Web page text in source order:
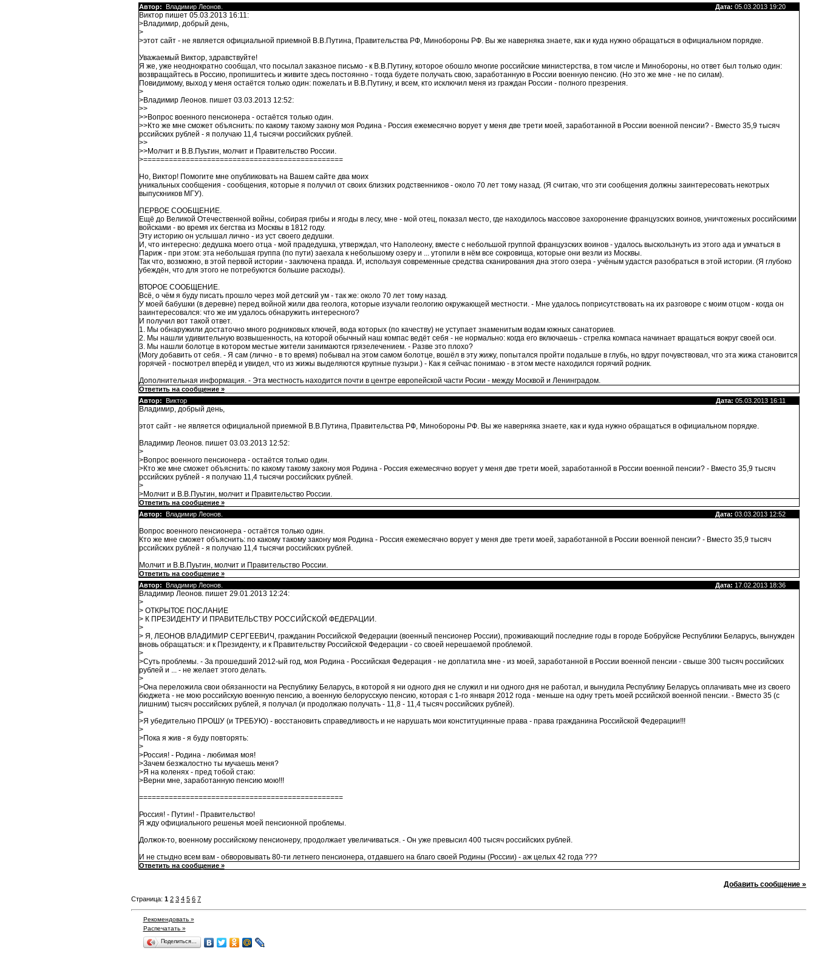
Автор: Владимир Леонов. Дата: 05.03.2013 19:20
Виктор пишет 05.03.2013 16:11:
>Владимир, добрый день,
>
>этот сайт - не является официальной приемной В.В.Путина, Правительства РФ, Минобороны РФ. Вы же наверняка знаете, как и куда нужно обращаться в официальном порядке.
Уважаемый Виктор, здравствуйте!
Я же, уже неоднократно сообщал, что посылал заказное письмо - к В.В.Путину, которое обошло многие российские министерства, в том числе и Минобороны, но ответ был только один:
возвращайтесь в Россию, пропишитесь и живите здесь постоянно - тогда будете получать свою, заработанную в России военную пенсию. (Но это же мне - не по силам).
Повидимому, выход у меня остаётся только один: пожелать и В.В.Путину, и всем, кто исключил меня из граждан России - полного презрения.
>
>Владимир Леонов. пишет 03.03.2013 12:52:
>>
>>Вопрос военного пенсионера - остаётся только один.
>>Кто же мне сможет объяснить: по какому такому закону моя Родина - Россия ежемесячно ворует у меня две трети моей, заработанной в России военной пенсии? - Вместо 35,9 тысяч
рссийских рублей - я получаю 11,4 тысячи российских рублей.
>>
>>Молчит и В.В.Пуьтин, молчит и Правительство России.
>===============================================
Но, Виктор! Помогите мне опубликовать на Вашем сайте два моих
уникальных сообщения - сообщения, которые я получил от своих близких родственников - около 70 лет тому назад. (Я считаю, что эти сообщения должны заинтересовать некотрых
выпускников МГУ).
ПЕРВОЕ СООБЩЕНИЕ.
Ещё до Великой Отечественной войны, собирая грибы и ягоды в лесу, мне - мой отец, показал место, где находилось массовое захоронение французских воинов, уничтоженых российскими
войсками - во время их бегства из Москвы в 1812 году.
Эту историю он услышал лично - из уст своего дедушки.
И, что интересно: дедушка моего отца - мой прадедушка, утверждал, что Наполеону, вместе с небольшой группой французских воинов - удалось выскользнуть из этого ада и умчаться в
Париж - при этом: эта небольшая группа (по пути) заехала к небольшому озеру и ... утопили в нём все сокровища, которые они везли из Москвы.
Так что, возможно, в этой первой истории - заключена правда. И, используя современные средства сканирования дна этого озера - учёным удастся разобраться в этой истории. (Я глубоко
убеждён, что для этого не потребуются большие расходы).
ВТОРОЕ СООБЩЕНИЕ.
Всё, о чём я буду писать прошло через мой детский ум - так же: около 70 лет тому назад.
У моей бабушки (в деревне) перед войной жили два геолога, которые изучали геологию окружающей местности. - Мне удалось поприсутствовать на их разговоре с моим отцом - когда он
заинтересовался: что же им удалось обнаружить интересного?
И получил вот такой ответ.
1. Мы обнаружили достаточно много родниковых ключей, вода которых (по качеству) не уступает знаменитым водам южных санаториев.
2. Мы нашли удивительную возвышенность, на которой обычный наш компас ведёт себя - не нормально: когда его включаешь - стрелка компаса начинает вращаться вокруг своей оси.
3. Мы нашли болотце в котором местые жители занимаются грязелечением. - Разве это плохо?
(Могу добавить от себя. - Я сам (лично - в то время) побывал на этом самом болотце, вошёл в эту жижу, попытался пройти подальше в глубь, но вдруг почувствовал, что эта жижа становится
горячей - посмотрел вперёд и увидел, что из жижы выделяются крупные пузыри.) - Как я сейчас понимаю - в этом месте находился горячий родник.
Дополнительная информация. - Эта местность находится почти в центре европейской части Росии - между Москвой и Ленинградом.
Ответить на сообщение »
Автор: Виктор Дата: 05.03.2013 16:11
Владимир, добрый день,
этот сайт - не является официальной приемной В.В.Путина, Правительства РФ, Минобороны РФ. Вы же наверняка знаете, как и куда нужно обращаться в официальном порядке.
Владимир Леонов. пишет 03.03.2013 12:52:
>
>Вопрос военного пенсионера - остаётся только один.
>Кто же мне сможет объяснить: по какому такому закону моя Родина - Россия ежемесячно ворует у меня две трети моей, заработанной в России военной пенсии? - Вместо 35,9 тысяч
рссийских рублей - я получаю 11,4 тысячи российских рублей.
>
>Молчит и В.В.Пуьтин, молчит и Правительство России.
Ответить на сообщение »
Автор: Владимир Леонов. Дата: 03.03.2013 12:52
Вопрос военного пенсионера - остаётся только один.
Кто же мне сможет объяснить: по какому такому закону моя Родина - Россия ежемесячно ворует у меня две трети моей, заработанной в России военной пенсии? - Вместо 35,9 тысяч
рссийских рублей - я получаю 11,4 тысячи российских рублей.
Молчит и В.В.Пуьтин, молчит и Правительство России.
Ответить на сообщение »
Автор: Владимир Леонов. Дата: 17.02.2013 18:36
Владимир Леонов. пишет 29.01.2013 12:24:
>
> ОТКРЫТОЕ ПОСЛАНИЕ
> К ПРЕЗИДЕНТУ И ПРАВИТЕЛЬСТВУ РОССИЙСКОЙ ФЕДЕРАЦИИ.
>
> Я, ЛЕОНОВ ВЛАДИМИР СЕРГЕЕВИЧ, гражданин Российской Федерации (военный пенсионер России), проживающий последние годы в городе Бобруйске Республики Беларусь, вынужден
вновь обращаться: и к Президенту, и к Правительству Российской Федерации - со своей нерешаемой проблемой.
>
>Суть проблемы. - За прошедший 2012-ый год, моя Родина - Российская Федерация - не доплатила мне - из моей, заработанной в России военной пенсии - свыше 300 тысяч российских
рублей и ... - не желает этого делать.
>
>Она переложила свои обязанности на Республику Беларусь, в которой я ни одного дня не служил и ни одного дня не работал, и вынудила Республику Беларусь оплачивать мне из своего
бюджета - не мою российскую военную пенсию, а военную белорусскую пенсию, которая с 1-го января 2012 года - меньше на одну треть моей рссийской военной пенсии. - Вместо 35 (с
лишним) тысяч российских рублей, я получал (и продолжаю получать - 11,8 - 11,4 тысяч российских рублей).
>
>Я убедительно ПРОШУ (и ТРЕБУЮ) - восстановить справедливость и не нарушать мои конституцинные права - права гражданина Российской Федерации!!!
>
>Пока я жив - я буду повторять:
>
>Россия! - Родина - любимая моя!
>Зачем безжалостно ты мучаешь меня?
>Я на коленях - пред тобой стаю:
>Верни мне, заработанную пенсию мою!!!
================================================
Россия! - Путин! - Правительство!
Я жду официального решенья моей пенсионной проблемы.
Должок-то, военному российскому пенсионеру, продолжает увеличиваться. - Он уже превысил 400 тысяч российских рублей.
И не стыдно всем вам - обворовывать 80-ти летнего пенсионера, отдавшего на благо своей Родины (России) - аж целых 42 года ???
Ответить на сообщение »
Добавить сообщение »
Страница: 1 2 3 4 5 6 7
Рекомендовать »
Распечатать »
Поделиться…